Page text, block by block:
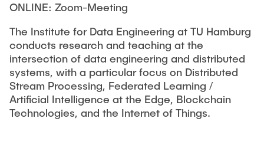
ONLINE: Zoom-Meeting
The Institute for Data Engineering at TU Hamburg
conducts research and teaching at the
intersection of data engineering and distributed
systems, with a particular focus on Distributed
Stream Processing, Federated Learning /
Artificial Intelligence at the Edge, Blockchain
Technologies, and the Internet of Things.